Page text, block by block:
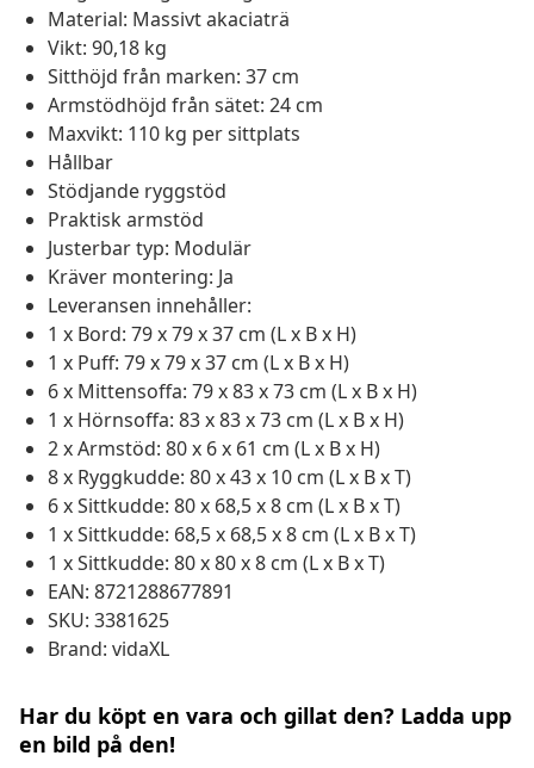
Material: Massivt akaciaträ
Vikt: 90,18 kg
Sitthöjd från marken: 37 cm
Armstödhöjd från sätet: 24 cm
Maxvikt: 110 kg per sittplats
Hållbar
Stödjande ryggstöd
Praktisk armstöd
Justerbar typ: Modulär
Kräver montering: Ja
Leveransen innehåller:
1 x Bord: 79 x 79 x 37 cm (L x B x H)
1 x Puff: 79 x 79 x 37 cm (L x B x H)
6 x Mittensoffa: 79 x 83 x 73 cm (L x B x H)
1 x Hörnsoffa: 83 x 83 x 73 cm (L x B x H)
2 x Armstöd: 80 x 6 x 61 cm (L x B x H)
8 x Ryggkudde: 80 x 43 x 10 cm (L x B x T)
6 x Sittkudde: 80 x 68,5 x 8 cm (L x B x T)
1 x Sittkudde: 68,5 x 68,5 x 8 cm (L x B x T)
1 x Sittkudde: 80 x 80 x 8 cm (L x B x T)
EAN: 8721288677891
SKU: 3381625
Brand: vidaXL
Har du köpt en vara och gillat den? Ladda upp
en bild på den!